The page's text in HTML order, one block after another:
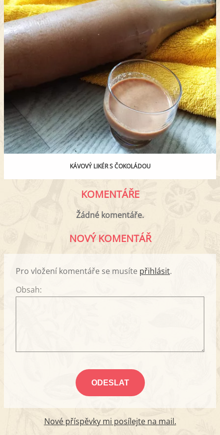
KÁVOVÝ LIKÉR S ČOKOLÁDOU
KOMENTÁŘE
Žádné komentáře.
NOVÝ KOMENTÁŘ
Pro vložení komentáře se musíte přihlásit.
Obsah:
Nové příspěvky mi posílejte na mail.